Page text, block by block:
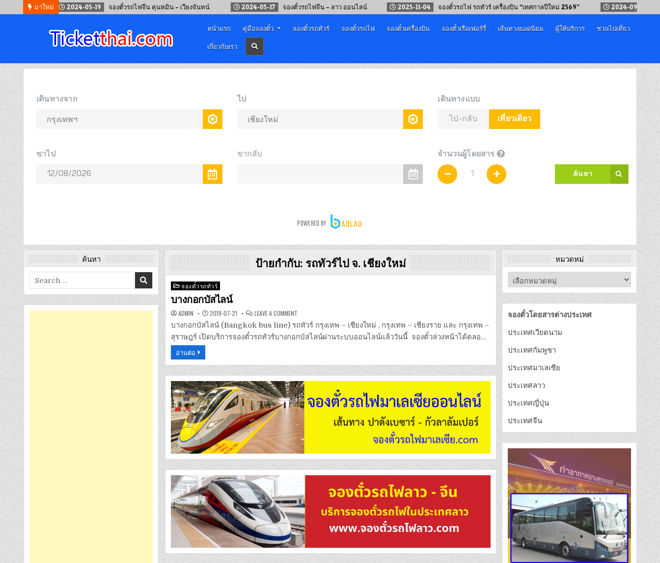
มาใหม่
2024-05-19 จองตั๋วรถไฟจีน คุนหมิน – เวียงจันทน์ 2024-05-17 จองตั๋วรถไฟจีน – ลาว ออนไลน์ 2025-11-04 จองตั๋วรถไฟ รถทัวร์ เครื่องบิน “เทศกาลปีใหม่ 2569” 2024-09-12 วิธีนั่งรถทั
จองตั๋วออนไลน์
หน้าแรก คู่มือจองตั๋ว จองตั๋วรถทัวร์ จองตั๋วรถไฟ จองตั๋วเครื่องบิน จองตั๋วเรือเฟอร์รี่ เส้นทางยอดนิยม ผู้ให้บริการ
ชวนไปเที่ยว
เกี่ยวกับเรา
ป้ายกำกับ: รถทัวร์ไป จ. เชียงใหม่
Posted
in
จองตั๋วรถทัวร์
บางกอกบัสไลน์
ADMIN 2019-07-21 LEAVE A COMMENTON
บัส
ไลน์
บางกอกบัสไลน์ (Bangkok bus line) รถทัวร์ กรุงเทพ – เชียงใหม่ , กรุงเทพ – เชียงราย และ กรุงเทพ –
สุราษฎร์ เปิดบริการจองตั๋วรถทัวร์บางกอกบัสไลน์ผ่านระบบออนไลน์แล้ววันนี้ จองตั๋วล่วงหน้าได้ตลอ…
อ่านต่อ
ค้นหา
Search
for:
หมวดหมู่
จองตั๋วโดยสารต่างประเทศ
ประเทศเวียดนาม
ประเทศกัมพูชา
ประเทศมาเลเซีย
ประเทศลาว
ประเทศญี่ปุ่น
ประเทศจีน